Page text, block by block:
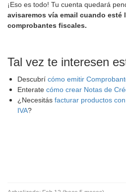
¡Eso es todo! Tu cuenta quedará
avisaremos vía email cuando esté
comprobantes fiscales.
Tal vez te interesen
Descubrí cómo emitir
Enterate cómo crear Notas de
¿Necesitás facturar productos
IVA?